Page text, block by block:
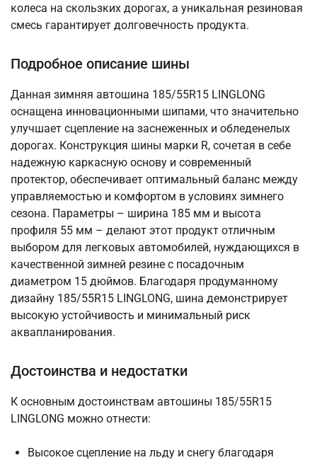
колеса на скользких дорогах, а уникальная резиновая
смесь гарантирует долговечность продукта.
Подробное описание шины
Данная зимняя автошина 185/55R15 LINGLONG
оснащена инновационными шипами, что значительно
улучшает сцепление на заснеженных и обледенелых
дорогах. Конструкция шины марки R, сочетая в себе
надежную каркасную основу и современный
протектор, обеспечивает оптимальный баланс между
управляемостью и комфортом в условиях зимнего
сезона. Параметры – ширина 185 мм и высота
профиля 55 мм – делают этот продукт отличным
выбором для легковых автомобилей, нуждающихся в
качественной зимней резине с посадочным
диаметром 15 дюймов. Благодаря продуманному
дизайну 185/55R15 LINGLONG, шина демонстрирует
высокую устойчивость и минимальный риск
аквапланирования.
Достоинства и недостатки
К основным достоинствам автошины 185/55R15
LINGLONG можно отнести:
Высокое сцепление на льду и снегу благодаря